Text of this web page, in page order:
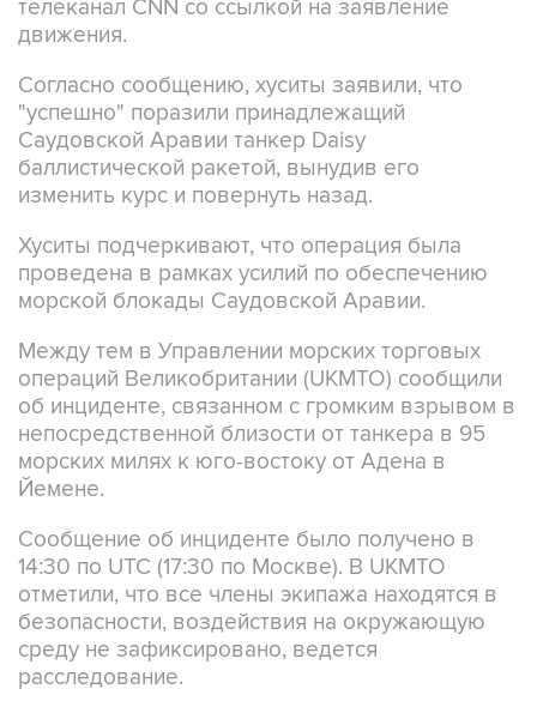
Согласно сообщению, хуситы заявили, что
Саудовской Аравии танкер Daisy
баллистической ракетой, вынудив его
изменить курс и повернуть назад.
Хуситы подчеркивают, что операция была
морской блокады Саудовской Аравии.
Между тем в Управлении морских торговых
об инциденте, связанном с громким взрывом в
непосредственной близости от танкера в 95
морских милях к юго-востоку от Адена в
Йемене.
Сообщение об инциденте было получено в
отметили, что все члены экипажа находятся в
безопасности, воздействия на окружающую
среду не зафиксировано, ведется
расследование.
В июле хуситы и Саудовская Аравия